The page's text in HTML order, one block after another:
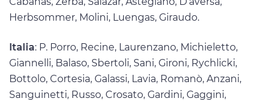
Herbsommer, Molini, Luengas, Giraudo.
Italia: P. Porro, Recine, Laurenzano, Michieletto,
Giannelli, Balaso, Sbertoli, Sani, Gironi, Rychlicki,
Bottolo, Cortesia, Galassi, Lavia, Romanò, Anzani,
Sanguinetti, Russo, Crosato, Gardini, Gaggini,